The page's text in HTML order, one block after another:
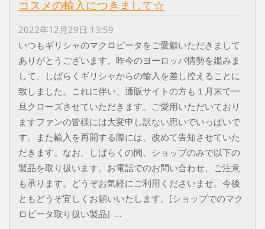
コスメの輸入につきまして☆
2022年12月29日 13:59
いつもギリシャのマクロビータをご愛顧いただきまして
ありがとうございます。昨今のヨーロッパ情勢を鑑みま
して、しばらくギリシャからの輸入を差し控えることに
致しました。これに伴い、通販サイトの方も１月末で一
旦クローズさせていただきます。ご愛用いただいており
ますファンの皆様には大変申し訳ない思いでいっぱいで
す。また輸入を再開する際には、改めて告知させていた
だきます。なお、しばらくの間、ショップのみで以下の
製品を取り扱います。お電話でのお問い合わせ、ご注意
も承ります。どうぞお気軽にご利用くださいませ。今後
ともどうぞ宜しくお願いいたします。[ショップでのマク
ロビータ取り扱い製品] ...